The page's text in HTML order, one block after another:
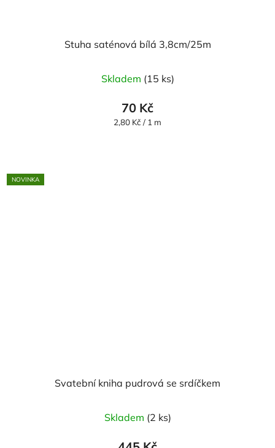
Stuha saténová bílá 3,8cm/25m
Skladem (15 ks)
70 Kč
Měrná
2,80 Kč / 1 m
NOVINKA
Svatební kniha pudrová se srdíčkem
Skladem (2 ks)